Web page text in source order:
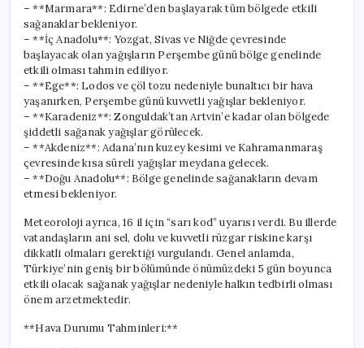
– **Marmara**: Edirne’den başlayarak tüm bölgede etkili
sağanaklar bekleniyor.
– **İç Anadolu**: Yozgat, Sivas ve Niğde çevresinde
başlayacak olan yağışların Perşembe günü bölge genelinde
etkili olması tahmin ediliyor.
– **Ege**: Lodos ve çöl tozu nedeniyle bunaltıcı bir hava
yaşanırken, Perşembe günü kuvvetli yağışlar bekleniyor.
– **Karadeniz**: Zonguldak’tan Artvin’e kadar olan bölgede
şiddetli sağanak yağışlar görülecek.
– **Akdeniz**: Adana’nın kuzey kesimi ve Kahramanmaraş
çevresinde kısa süreli yağışlar meydana gelecek.
– **Doğu Anadolu**: Bölge genelinde sağanakların devam
etmesi bekleniyor.
Meteoroloji ayrıca, 16 il için “sarı kod” uyarısı verdi. Bu illerde
vatandaşların ani sel, dolu ve kuvvetli rüzgar riskine karşı
dikkatli olmaları gerektiği vurgulandı. Genel anlamda,
Türkiye’nin geniş bir bölümünde önümüzdeki 5 gün boyunca
etkili olacak sağanak yağışlar nedeniyle halkın tedbirli olması
önem arzetmektedir.
**Hava Durumu Tahminleri:**